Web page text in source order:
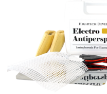
en el paquete básico). Con
sudoración excesiva de la
espalda, nalgas, pecho y
pueden ser tratados con
tiempo.¡Garantía de
de insatisfacción y